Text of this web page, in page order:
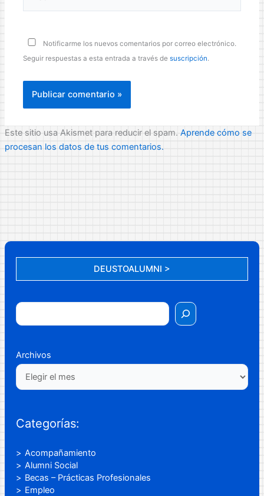
DEUSTOALUMNI >
Archivos
Categorías:
Acompañamiento
Alumni Social
Becas – Prácticas Profesionales
Empleo
Notificarme los nuevos comentarios por correo electrónico.
Seguir respuestas a esta entrada a través desuscripción.
Este sitio usa Akismet para reducir el spam.Aprende cómo se
procesan los datos de tus comentarios.